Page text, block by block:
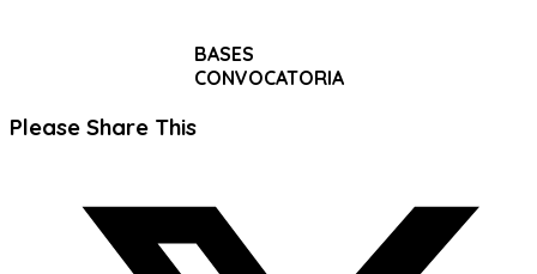
BASES
CONVOCATORIA
Please Share ThisCompartir